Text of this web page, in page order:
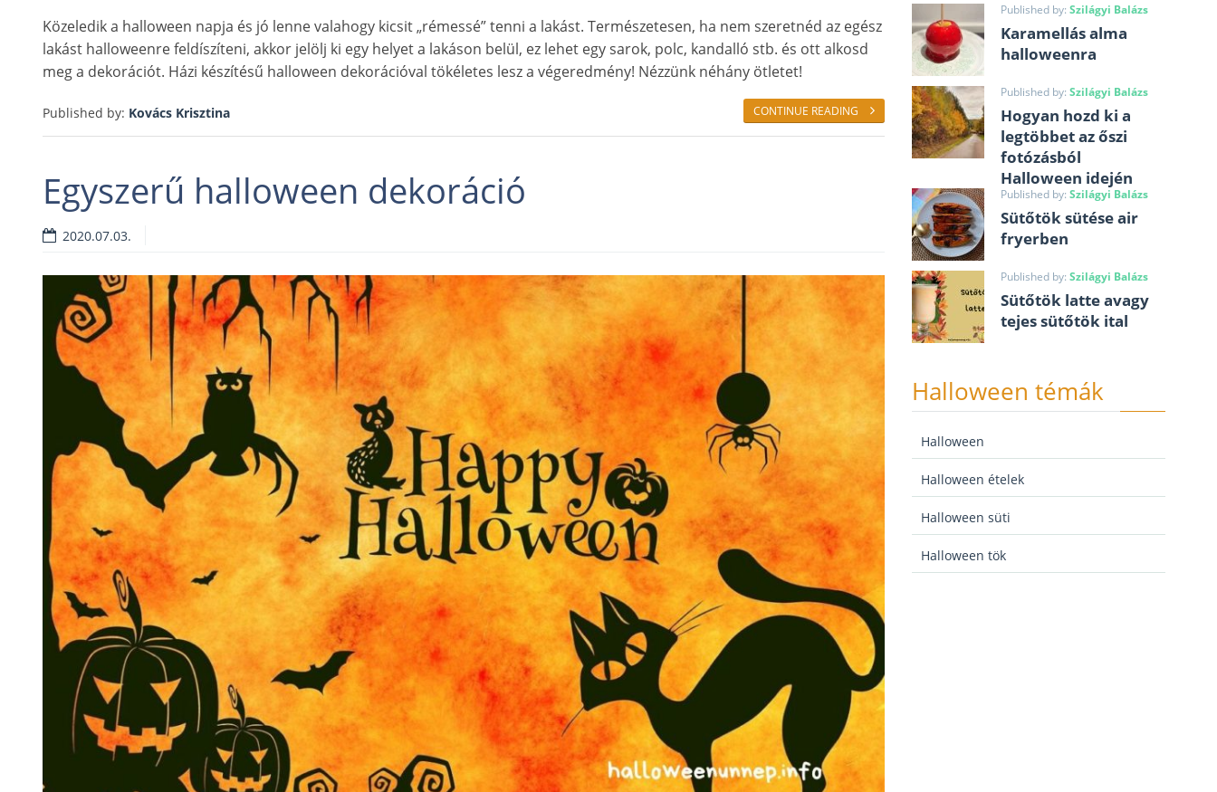
Közeledik a halloween napja és jó lenne valahogy kicsit „rémessé” tenni a lakást. Természetesen, ha nem szeretnéd az egész
lakást halloweenre feldíszíteni, akkor jelölj ki egy helyet a lakáson belül, ez lehet egy sarok, polc, kandalló stb. és ott alkosd
meg a dekorációt. Házi készítésű halloween dekorációval tökéletes lesz a végeredmény! Nézzünk néhány ötletet!
CONTINUE READING
Published by: Kovács Krisztina
Egyszerű halloween dekoráció
2020.07.03.
Published by: Szilágyi Balázs
Karamellás alma
halloweenra
Published by: Szilágyi Balázs
Hogyan hozd ki a
legtöbbet az őszi
fotózásból
Halloween idején
Published by: Szilágyi Balázs
Sütőtök sütése air
fryerben
Published by: Szilágyi Balázs
Sütőtök latte avagy
tejes sütőtök ital
Halloween témák
Halloween
Halloween ételek
Halloween süti
Halloween tök